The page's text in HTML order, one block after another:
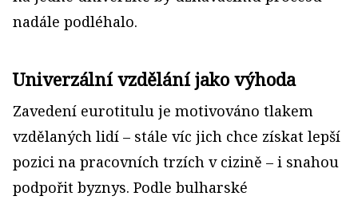
nadále podléhalo.
Univerzální vzdělání jako výhoda
Zavedení eurotitulu je motivováno tlakem
vzdělaných lidí – stále víc jich chce získat lepší
pozici na pracovních trzích v cizině – i snahou
podpořit byznys. Podle bulharské